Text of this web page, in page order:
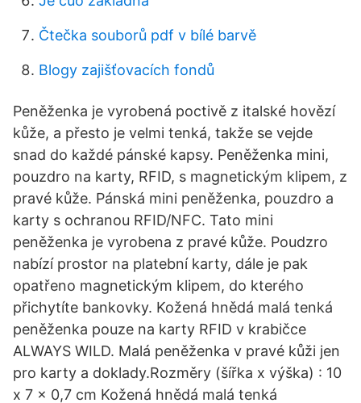
Čtečka souborů pdf v bílé barvě
Blogy zajišťovacích fondů
Peněženka je vyrobená poctivě z italské hovězí
kůže, a přesto je velmi tenká, takže se vejde
snad do každé pánské kapsy. Peněženka mini,
pouzdro na karty, RFID, s magnetickým klipem, z
pravé kůže. Pánská mini peněženka, pouzdro a
karty s ochranou RFID/NFC. Tato mini
peněženka je vyrobena z pravé kůže. Poudzro
nabízí prostor na platební karty, dále je pak
opatřeno magnetickým klipem, do kterého
přichytíte bankovky. Kožená hnědá malá tenká
peněženka pouze na karty RFID v krabičce
ALWAYS WILD. Malá peněženka v pravé kůži jen
pro karty a doklady.Rozměry (šířka x výška) : 10
x 7 x 0,7 cm Kožená hnědá malá tenká